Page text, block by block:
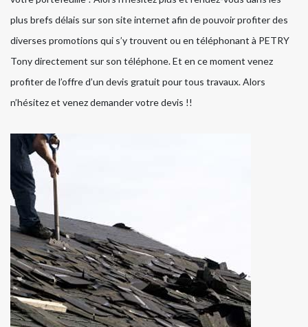
plus brefs délais sur son site internet afin de pouvoir profiter des
diverses promotions qui s’y trouvent ou en téléphonant à PETRY
Tony directement sur son téléphone. Et en ce moment venez
profiter de l’offre d’un devis gratuit pour tous travaux. Alors
n’hésitez et venez demander votre devis !!